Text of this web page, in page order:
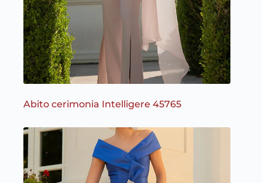
Abito cerimonia Intelligere 45765